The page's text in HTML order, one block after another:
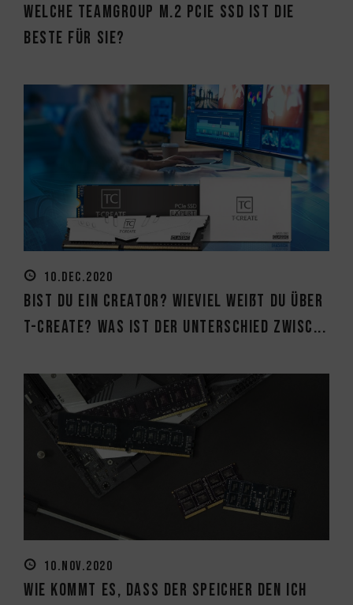
Welche TEAMGROUP M.2 PCIe SSD ist die
beste für Sie?
10.DEC.2020
Bist du ein Creator? Wieviel weißt du über
T-CREATE? Was ist der Unterschied zwisc...
10.NOV.2020
Wie kommt es, dass der Speicher den ich